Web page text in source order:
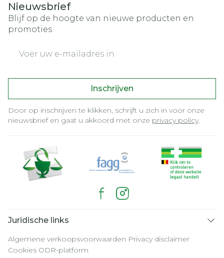
Nieuwsbrief
Blijf op de hoogte van nieuwe producten en
promoties
Inschrijven
Door op inschrijven te klikken, schrijft u zich in voor onze
nieuwsbrief en gaat u akkoord met onze privacy policy.
Juridische links
Algemene verkoopsvoorwaarden Privacy disclaimer
Cookies ODR-platform